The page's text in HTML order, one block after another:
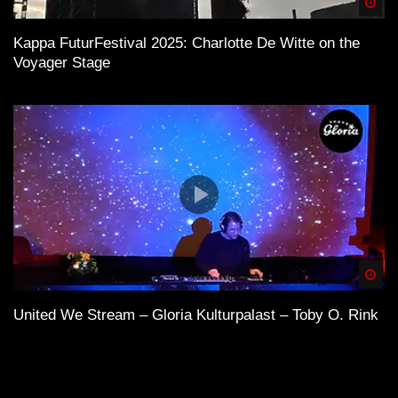
Kappa FuturFestival 2025: Charlotte De Witte on the
Voyager Stage
United We Stream – Gloria Kulturpalast – Toby O. Rink